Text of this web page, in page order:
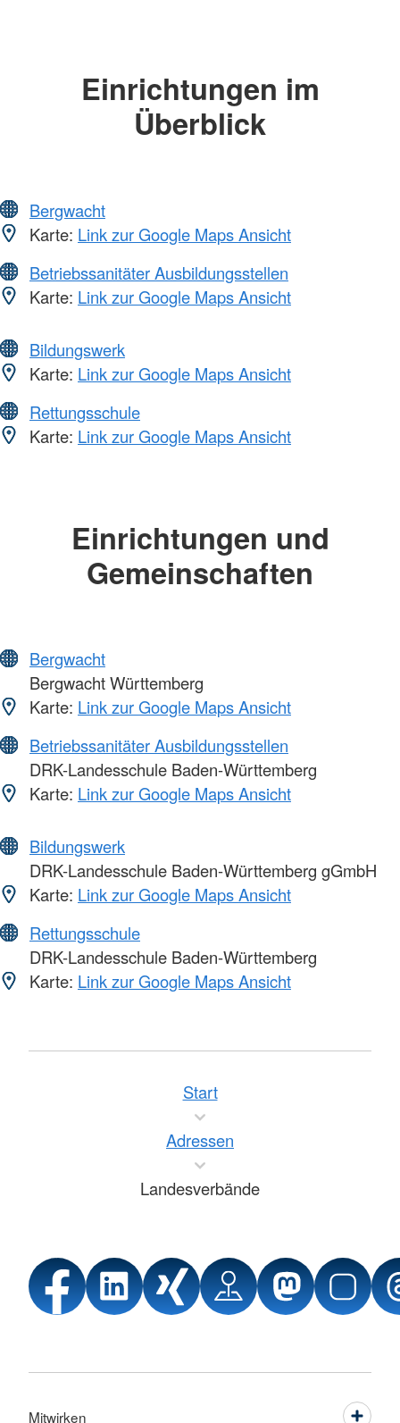
Einrichtungen im
Überblick
Bergwacht
Karte: Link zur Google Maps Ansicht
Betriebssanitäter Ausbildungsstellen
Karte: Link zur Google Maps Ansicht
Bildungswerk
Karte: Link zur Google Maps Ansicht
Rettungsschule
Karte: Link zur Google Maps Ansicht
Einrichtungen und
Gemeinschaften
Bergwacht
Bergwacht Württemberg
Karte: Link zur Google Maps Ansicht
Betriebssanitäter Ausbildungsstellen
DRK-Landesschule Baden-Württemberg
Karte: Link zur Google Maps Ansicht
Bildungswerk
DRK-Landesschule Baden-Württemberg gGmbH
Karte: Link zur Google Maps Ansicht
Rettungsschule
DRK-Landesschule Baden-Württemberg
Karte: Link zur Google Maps Ansicht
Start
Adressen
Landesverbände
Mitwirken